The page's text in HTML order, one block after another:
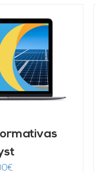
€
5.00de 5
/ DETALLES